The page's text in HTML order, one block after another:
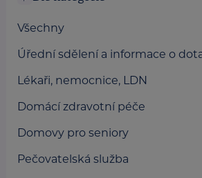
Všechny
Úřední sdělení a informace o
Lékaři, nemocnice, LDN
Domácí zdravotní péče
Domovy pro seniory
Pečovatelská služba